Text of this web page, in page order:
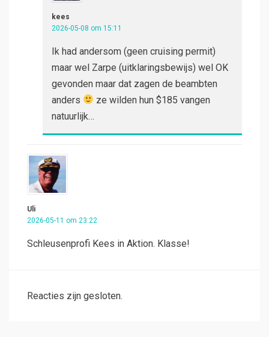
kees
2026-05-08 om 15:11
Ik had andersom (geen cruising permit)
maar wel Zarpe (uitklaringsbewijs) wel OK
gevonden maar dat zagen de beambten
anders
ze wilden hun $185 vangen
natuurlijk…
Uli
2026-05-11 om 23:22
Schleusenprofi Kees in Aktion. Klasse!
Reacties zijn gesloten.